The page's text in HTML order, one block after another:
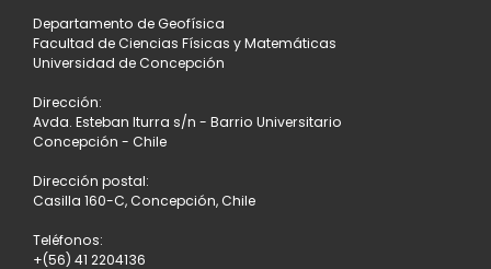
Departamento de Geofísica
Facultad de Ciencias Físicas y Matemáticas
Universidad de Concepción
Dirección:
Avda. Esteban Iturra s/n - Barrio Universitario
Concepción - Chile
Dirección postal:
Casilla 160-C, Concepción, Chile
Teléfonos:
+(56) 41 2204136